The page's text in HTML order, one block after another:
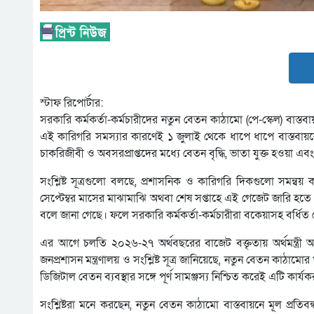
স্টাফ রিপোর্টার:
সরকারি কর্মকর্তা-কর্মচারীদের নতুন বেতন কাঠামো (পে-স্কেল)
এই কারিগরি সমস্যার কারণেই ১ জুলাই থেকে ধাপে ধাপে
চাকরিজীবী ও অবসরপ্রাপ্তদের মধ্যে বেতন বৃদ্ধি, ভাতা যুক্ত হওয়া
সংশ্লিষ্ট সূত্রগুলো বলছে, প্রশাসনিক ও কারিগরি দিকগুলো
সেপ্টেম্বর মাসের মাঝামাঝি অথবা শেষ সপ্তাহে এই গেজেট জারি
বলে জানা গেছে। ফলে সরকারি কর্মকর্তা-কর্মচারীরা বকেয়াসহ
এর আগে চলতি ২০২৬-২৭ অর্থবছরের বাজেট বক্তৃতায় অর্থমন্ত্রী
জনপ্রশাসন মন্ত্রণালয় ও সংশ্লিষ্ট সূত্র জানিয়েছে, নতুন বেতন
ডিজিটাল বেতন ব্যবস্থার সঙ্গে পূর্ণ সামঞ্জস্য নিশ্চিত করেই এটি
সংশ্লিষ্টরা মনে করছেন, নতুন বেতন কাঠামো বাস্তবায়নে মূল